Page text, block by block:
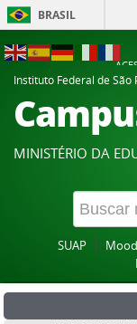
BRASIL
Instituto Federal de São
MINISTÉRIO DA
SUAP